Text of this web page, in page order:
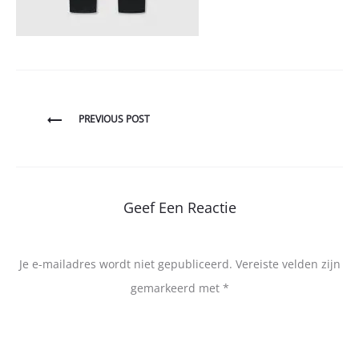
BerichtPREVIOUS POST
Geef Een Reactie
Je e-mailadres wordt niet gepubliceerd. Vereiste velden zijn
gemarkeerd met *